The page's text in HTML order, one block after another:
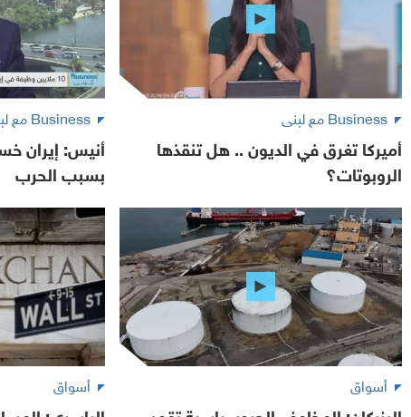
Business مع لبنى
أميركا تغرق في الديون .. هل تنقذها
الروبوتات؟
Business مع لبنى
أنيس: إيران
بسبب الحرب
أسواق أسواق